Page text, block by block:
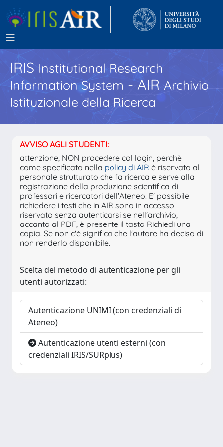
IRISInstitutional Research
Information System - AIR Archivio
Istituzionale della Ricerca
AVVISO AGLI STUDENTI:
attenzione, NON procedere col login, perchè
come specificato nella policy di AIR è riservato al
personale strutturato che fa ricerca e serve alla
registrazione della produzione scientifica di
professori e ricercatori dell'Ateneo. E' possibile
richiedere i testi che in AIR sono in accesso
riservato senza autenticarsi se nell'archivio,
accanto al PDF, è presente il tasto Richiedi una
copia. Se non c'è significa che l'autore ha deciso di
non renderlo disponibile.
Scelta del metodo di autenticazione per gli
utenti autorizzati:
Autenticazione UNIMI (con credenziali di
Ateneo)
Autenticazione utenti esterni (con
credenziali IRIS/SURplus)